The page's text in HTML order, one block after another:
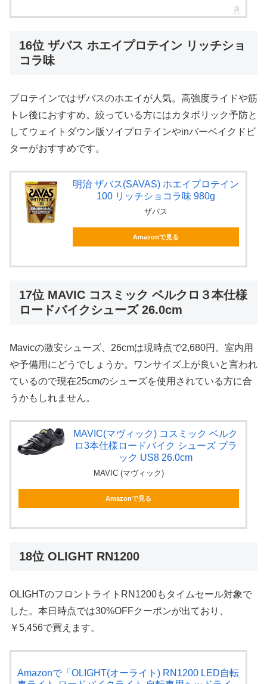
16位 ザバス ホエイプロテイン リッチショ
コラ味
プロテインではザバスのホエイが人気。高強度ライドや筋
トレ後におすすめ。絞っている方にはカタボリック予防と
してウェイトダウン版ソイプロテインやinバーベイクドビ
ターがおすすめです。
明治 ザバス(SAVAS) ホエイプロテイン
100 リッチショコラ味 980g
ザバス
Amazonで見る
17位 MAVIC コスミック ベルクロ３本仕様
ロードバイクシューズ 26.0cm
Mavicの激安シューズ、26cmは現時点で2,680円。室内用
や予備用にどうでしょうか。ワンサイズ上が良いと言われ
ているので現在25cmのシューズを使用されている方に合
うかもしれません。
MAVIC(マヴィック) コスミック ベルク
ロ3本仕様ロードバイク シューズ ブラ
ック US8 26.0cm
MAVIC (マヴィック)
Amazonで見る
18位 OLIGHT RN1200
OLIGHTのフロントライトRN1200もタイムセール対象で
した。本日時点では30%OFFクーポンが出ており、
￥5,456で買えます。
Amazonで「OLIGHT(オーライト) RN1200 LED自転